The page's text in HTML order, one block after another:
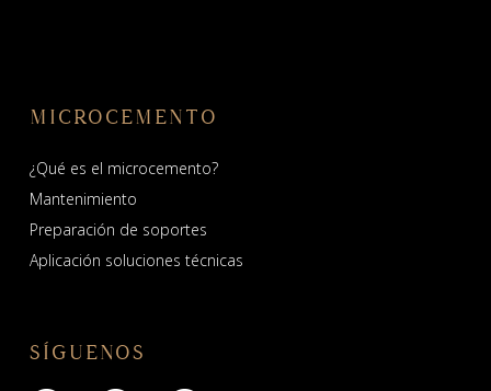
MICROCEMENTO
¿Qué es el microcemento?
Mantenimiento
Preparación de soportes
Aplicación soluciones técnicas
SÍGUENOS